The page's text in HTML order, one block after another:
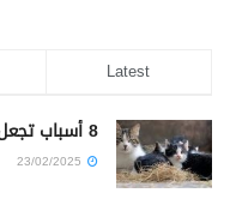
Latest
8 أسباب تجعل القطة تأكل صغارها